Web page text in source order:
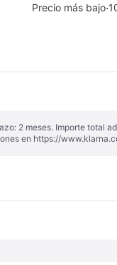
Precio más bajo·
2 meses. Importe total
en https://